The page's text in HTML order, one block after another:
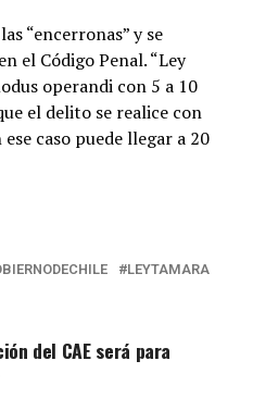
“encerronas” y se
el Código Penal. “Ley
operandi con 5 a 10
el delito se realice con
caso puede llegar a 20
LEYTAMARA
del CAE será para